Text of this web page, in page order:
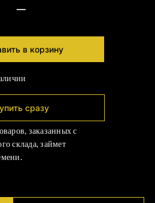
—
в корзину
сразу
заказанных с
склада, займет